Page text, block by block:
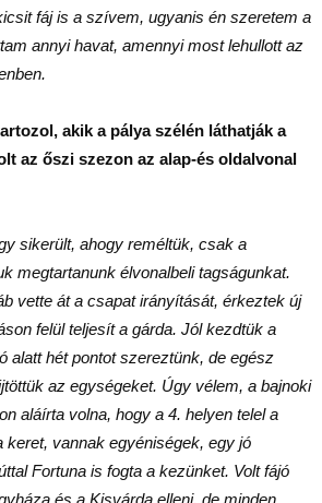
fáj is a szívem, ugyanis én szeretem a
annyi havat, amennyi most lehullott az
akik a pálya szélén láthatják a
az őszi szezon az alap-és oldalvonal
sikerült, ahogy reméltük, csak a
megtartanunk élvonalbeli tagságunkat.
vette át a csapat irányítását, érkeztek új
felül teljesít a gárda. Jól kezdtük a
alatt hét pontot szereztünk, de egész
az egységeket. Úgy vélem, a bajnoki
aláírta volna, hogy a 4. helyen telel a
keret, vannak egyéniségek, egy jó
Fortuna is fogta a kezünket. Volt fájó
és a Kisvárda elleni, de minden